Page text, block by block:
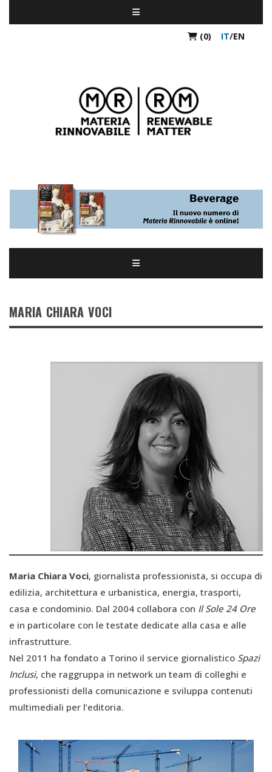
(0) IT/EN
MARIA CHIARA VOCI
Maria Chiara Voci, giornalista professionista, si occupa di
edilizia, architettura e urbanistica, energia, trasporti,
casa e condominio. Dal 2004 collabora con Il Sole 24 Ore
e in particolare con le testate dedicate alla casa e alle
infrastrutture.
Nel 2011 ha fondato a Torino il service giornalistico Spazi
Inclusi, che raggruppa in network un team di colleghi e
professionisti della comunicazione e sviluppa contenuti
multimediali per l’editoria.